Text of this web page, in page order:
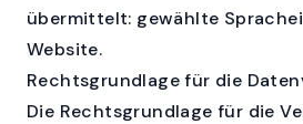
übermittelt: gewählte
Website.
Rechtsgrundlage für die
Die Rechtsgrundlage für die